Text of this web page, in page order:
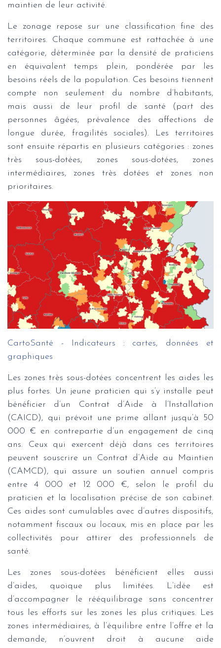
maintien de leur activité.
Le zonage repose sur une classification fine des
territoires. Chaque commune est rattachée à une
catégorie, déterminée par la densité de praticiens
en équivalent temps plein, pondérée par les
besoins réels de la population. Ces besoins tiennent
compte non seulement du nombre d’habitants,
mais aussi de leur profil de santé (part des
personnes âgées, prévalence des affections de
longue durée, fragilités sociales). Les territoires
sont ensuite répartis en plusieurs catégories : zones
très sous-dotées, zones sous-dotées, zones
intermédiaires, zones très dotées et zones non
prioritaires.
CartoSanté - Indicateurs : cartes, données et
graphiques
Les zones très sous-dotées concentrent les aides les
plus fortes. Un jeune praticien qui s’y installe peut
bénéficier d’un Contrat d’Aide à l’Installation
(CAICD), qui prévoit une prime allant jusqu’à 50
000 € en contrepartie d’un engagement de cinq
ans. Ceux qui exercent déjà dans ces territoires
peuvent souscrire un Contrat d’Aide au Maintien
(CAMCD), qui assure un soutien annuel compris
entre 4 000 et 12 000 €, selon le profil du
praticien et la localisation précise de son cabinet.
Ces aides sont cumulables avec d’autres dispositifs,
notamment fiscaux ou locaux, mis en place par les
collectivités pour attirer des professionnels de
santé.
Les zones sous-dotées bénéficient elles aussi
d’aides, quoique plus limitées. L’idée est
d’accompagner le rééquilibrage sans concentrer
tous les efforts sur les zones les plus critiques. Les
zones intermédiaires, à l’équilibre entre l’offre et la
demande, n’ouvrent droit à aucune aide